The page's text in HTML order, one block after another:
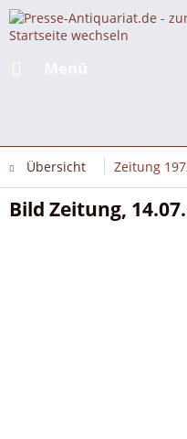
Übersicht Zeitung
Bild Zeitung,